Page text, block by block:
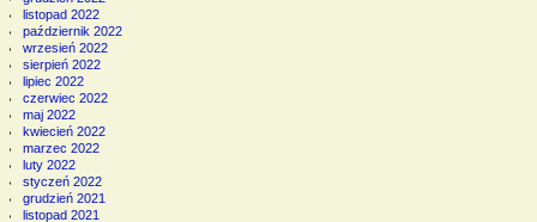
listopad 2022
październik 2022
wrzesień 2022
sierpień 2022
lipiec 2022
czerwiec 2022
maj 2022
kwiecień 2022
marzec 2022
luty 2022
styczeń 2022
grudzień 2021
listopad 2021